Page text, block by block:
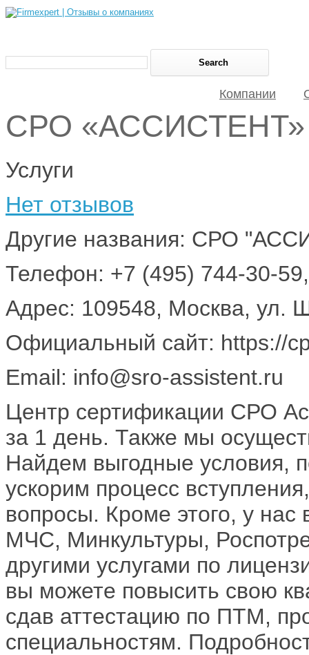
Компании
СРО «АССИСТЕНТ»
Услуги
Нет отзывов
Другие названия: СРО
Телефон: +7 (495) 744-30-
Адрес: 109548, Москва, ул.
Официальный сайт: https://
Email: info@sro-assistent.ru
Центр сертификации СРО
за 1 день. Также мы
Найдем выгодные условия,
ускорим процесс
вопросы. Кроме этого, у
МЧС, Минкультуры,
другими услугами по
вы можете повысить свою
сдав аттестацию по ПТМ,
специальностям.